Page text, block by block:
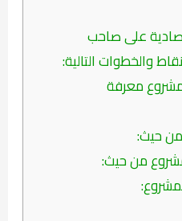
على صاحب
والخطوات التالية:
معرفة
من حيث:
من حيث: